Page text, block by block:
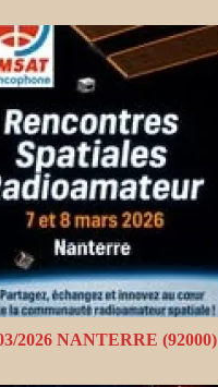
2026 NANTERRE (92000)